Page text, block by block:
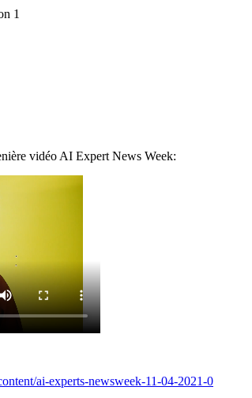
1
vidéo AI Expert News Week:
ai-experts-newsweek-11-04-2021-0